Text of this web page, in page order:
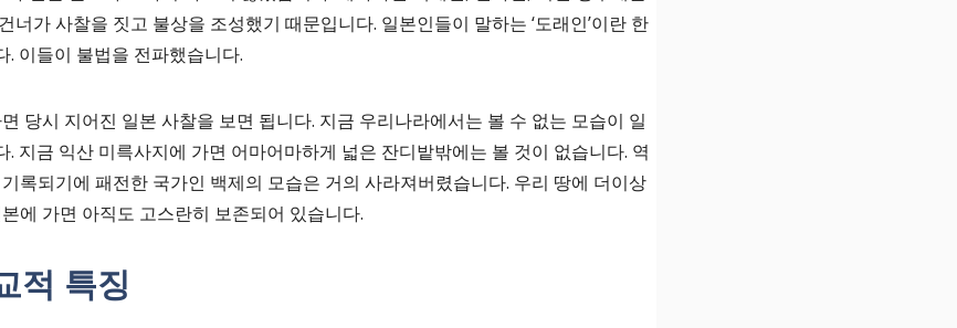
너가 사찰을 짓고 불상을 조성했기 때문입니다. 일본인들이 말하는 ‘도래인’이란 한
이들이 불법을 전파했습니다.
당시 지어진 일본 사찰을 보면 됩니다. 지금 우리나라에서는 볼 수 없는 모습이 일
지금 익산 미륵사지에 가면 어마어마하게 넓은 잔디밭밖에는 볼 것이 없습니다. 역
록되기에 패전한 국가인 백제의 모습은 거의 사라져버렸습니다. 우리 땅에 더이상
에 가면 아직도 고스란히 보존되어 있습니다.
적 특징